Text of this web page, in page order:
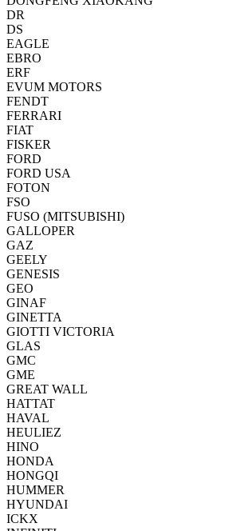
DR
DS
EAGLE
EBRO
ERF
EVUM MOTORS
FENDT
FERRARI
FIAT
FISKER
FORD
FORD USA
FOTON
FSO
FUSO (MITSUBISHI)
GALLOPER
GAZ
GEELY
GENESIS
GEO
GINAF
GINETTA
GIOTTI VICTORIA
GLAS
GMC
GME
GREAT WALL
HATTAT
HAVAL
HEULIEZ
HINO
HONDA
HONGQI
HUMMER
HYUNDAI
ICKX